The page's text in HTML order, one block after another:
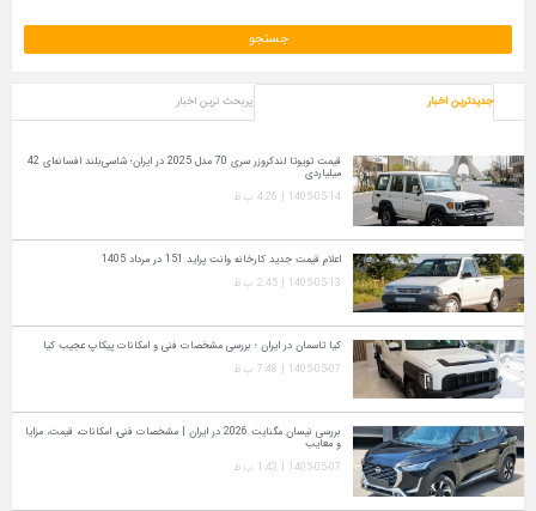
جدیدترین اخبار پربحث ترین اخبار
قیمت تویوتا لندکروزر سری 70 مدل 2025 در ایران؛ شاسی‌بلند افسانه‌ای 42
میلیاردی
1405-05-14 | 4:26 ب.ظ
اعلام قیمت جدید کارخانه وانت پراید 151 در مرداد 1405
1405-05-13 | 2:45 ب.ظ
کیا تاسمان در ایران ؛ بررسی مشخصات فنی و امکانات پیکاپ عجیب کیا
1405-05-07 | 7:48 ب.ظ
بررسی نیسان مگنایت 2026 در ایران | مشخصات فنی، امکانات، قیمت، مزایا
و معایب
1405-05-07 | 1:43 ب.ظ